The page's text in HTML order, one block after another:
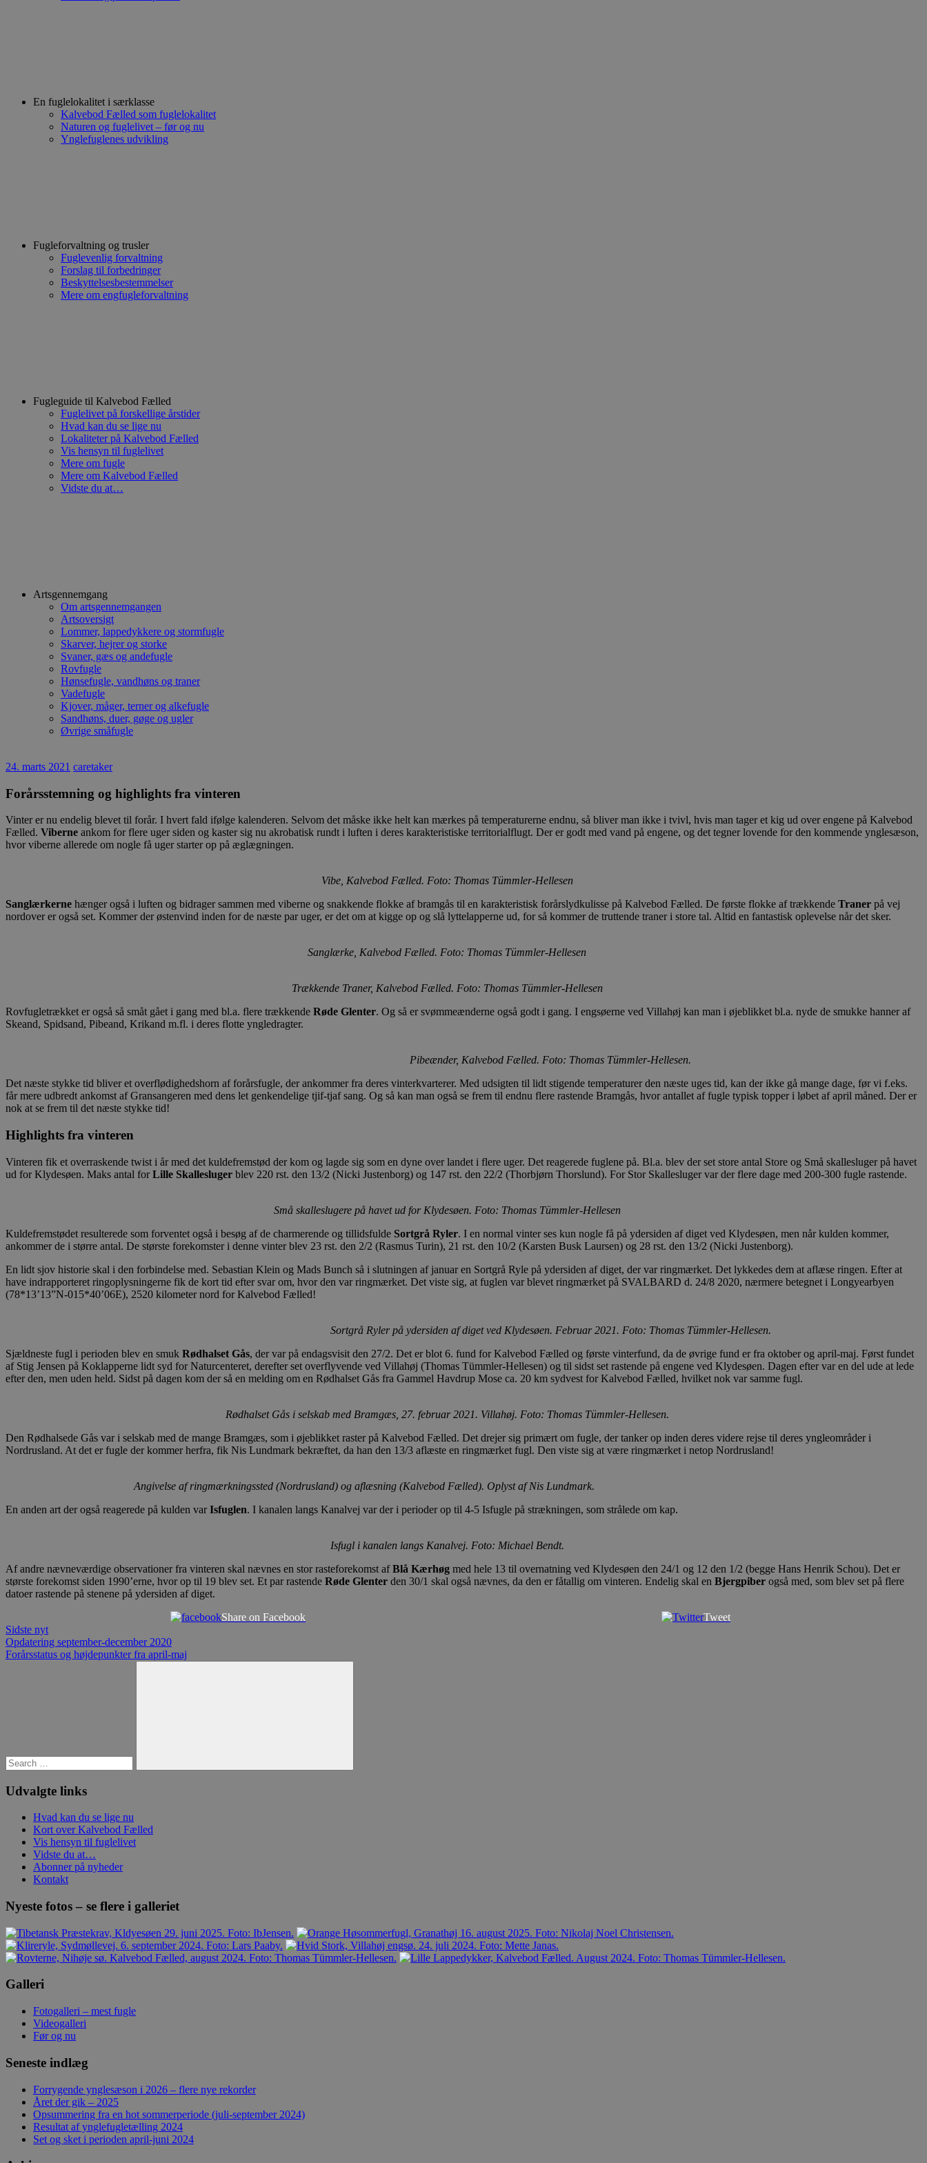
En fuglelokalitet i særklasse
Kalvebod Fælled som fuglelokalitet
Naturen og fuglelivet – før og nu
Ynglefuglenes udvikling
Fugleforvaltning og trusler
Fuglevenlig forvaltning
Forslag til forbedringer
Beskyttelsesbestemmelser
Mere om engfugleforvaltning
Fugleguide til Kalvebod Fælled
Fuglelivet på forskellige årstider
Hvad kan du se lige nu
Lokaliteter på Kalvebod Fælled
Vis hensyn til fuglelivet
Mere om fugle
Mere om Kalvebod Fælled
Vidste du at…
Artsgennemgang
Om artsgennemgangen
Artsoversigt
Lommer, lappedykkere og stormfugle
Skarver, hejrer og storke
Svaner, gæs og andefugle
Rovfugle
Hønsefugle, vandhøns og traner
Vadefugle
Kjover, måger, terner og alkefugle
Sandhøns, duer, gøge og ugler
Øvrige småfugle
24. marts 2021 caretaker
Forårsstemning og highlights fra vinteren
Vinter er nu endelig blevet til forår. I hvert fald ifølge kalenderen. Selvom det måske ikke helt kan mærkes på temperaturerne endnu, så bliver man ikke i tvivl, hvis man tager et kig ud over engene på Kalvebod
Fælled. Viberne ankom for flere uger siden og kaster sig nu akrobatisk rundt i luften i deres karakteristiske territorialflugt. Der er godt med vand på engene, og det tegner lovende for den kommende ynglesæson,
hvor viberne allerede om nogle få uger starter op på æglægningen.
Vibe, Kalvebod Fælled. Foto: Thomas Tümmler-Hellesen
Sanglærkerne hænger også i luften og bidrager sammen med viberne og snakkende flokke af bramgås til en karakteristisk forårslydkulisse på Kalvebod Fælled. De første flokke af trækkende Traner på vej
nordover er også set. Kommer der østenvind inden for de næste par uger, er det om at kigge op og slå lyttelapperne ud, for så kommer de truttende traner i store tal. Altid en fantastisk oplevelse når det sker.
Sanglærke, Kalvebod Fælled. Foto: Thomas Tümmler-Hellesen
Trækkende Traner, Kalvebod Fælled. Foto: Thomas Tümmler-Hellesen
Rovfugletrækket er også så småt gået i gang med bl.a. flere trækkende Røde Glenter. Og så er svømmeænderne også godt i gang. I engsøerne ved Villahøj kan man i øjeblikket bl.a. nyde de smukke hanner af
Skeand, Spidsand, Pibeand, Krikand m.fl. i deres flotte yngledragter.
Pibeænder, Kalvebod Fælled. Foto: Thomas Tümmler-Hellesen.
Det næste stykke tid bliver et overflødighedshorn af forårsfugle, der ankommer fra deres vinterkvarterer. Med udsigten til lidt stigende temperaturer den næste uges tid, kan der ikke gå mange dage, før vi f.eks.
får mere udbredt ankomst af Gransangeren med dens let genkendelige tjif-tjaf sang. Og så kan man også se frem til endnu flere rastende Bramgås, hvor antallet af fugle typisk topper i løbet af april måned. Der er
nok at se frem til det næste stykke tid!
Highlights fra vinteren
Vinteren fik et overraskende twist i år med det kuldefremstød der kom og lagde sig som en dyne over landet i flere uger. Det reagerede fuglene på. Bl.a. blev der set store antal Store og Små skallesluger på havet
ud for Klydesøen. Maks antal forLille Skallesluger blev 220 rst. den 13/2 (Nicki Justenborg) og 147 rst. den 22/2 (Thorbjørn Thorslund). For Stor Skallesluger var der flere dage med 200-300 fugle rastende.
Små skalleslugere på havet ud for Klydesøen. Foto: Thomas Tümmler-Hellesen
Kuldefremstødet resulterede som forventet også i besøg af de charmerende og tillidsfulde Sortgrå Ryler. I en normal vinter ses kun nogle få på ydersiden af diget ved Klydesøen, men når kulden kommer,
ankommer de i større antal. De største forekomster i denne vinter blev 23 rst. den 2/2 (Rasmus Turin), 21 rst. den 10/2 (Karsten Busk Laursen) og 28 rst. den 13/2 (Nicki Justenborg).
En lidt sjov historie skal i den forbindelse med. Sebastian Klein og Mads Bunch så i slutningen af januar en Sortgrå Ryle på ydersiden af diget, der var ringmærket. Det lykkedes dem at aflæse ringen. Efter at
have indrapporteret ringoplysningerne fik de kort tid efter svar om, hvor den var ringmærket. Det viste sig, at fuglen var blevet ringmærket på SVALBARD d. 24/8 2020, nærmere betegnet i Longyearbyen
(78*13’13”N-015*40’06E), 2520 kilometer nord for Kalvebod Fælled!
Sortgrå Ryler på ydersiden af diget ved Klydesøen. Februar 2021. Foto: Thomas Tümmler-Hellesen.
Sjældneste fugl i perioden blev en smuk Rødhalset Gås, der var på endagsvisit den 27/2. Det er blot 6. fund for Kalvebod Fælled og første vinterfund, da de øvrige fund er fra oktober og april-maj. Først fundet
af Stig Jensen på Koklapperne lidt syd for Naturcenteret, derefter set overflyvende ved Villahøj (Thomas Tümmler-Hellesen) og til sidst set rastende på engene ved Klydesøen. Dagen efter var en del ude at lede
efter den, men uden held. Sidst på dagen kom der så en melding om en Rødhalset Gås fra Gammel Havdrup Mose ca. 20 km sydvest for Kalvebod Fælled, hvilket nok var samme fugl.
Rødhalset Gås i selskab med Bramgæs, 27. februar 2021. Villahøj. Foto: Thomas Tümmler-Hellesen.
Den Rødhalsede Gås var i selskab med de mange Bramgæs, som i øjeblikket raster på Kalvebod Fælled. Det drejer sig primært om fugle, der tanker op inden deres videre rejse til deres yngleområder i
Nordrusland. At det er fugle der kommer herfra, fik Nis Lundmark bekræftet, da han den 13/3 aflæste en ringmærket fugl. Den viste sig at være ringmærket i netop Nordrusland!
Angivelse af ringmærkningssted (Nordrusland) og aflæsning (Kalvebod Fælled). Oplyst af Nis Lundmark.
En anden art der også reagerede på kulden varIsfuglen. I kanalen langs Kanalvej var der i perioder op til 4-5 Isfugle på strækningen, som strålede om kap.
Isfugl i kanalen langs Kanalvej. Foto: Michael Bendt.
Af andre nævneværdige observationer fra vinteren skal nævnes en stor rasteforekomst afBlå Kærhøg med hele 13 til overnatning ved Klydesøen den 24/1 og 12 den 1/2 (begge Hans Henrik Schou). Det er
største forekomst siden 1990’erne, hvor op til 19 blev set. Et par rastende Røde Glenter den 30/1 skal også nævnes, da den er fåtallig om vinteren. Endelig skal en Bjergpiber også med, som blev set på flere
datoer rastende på stenene på ydersiden af diget.
Share on Facebook
Tweet
Sidste nyt
Indlægsnavigation
Previous
Post:
Opdatering september-december 2020
Next
Forårsstatus og højdepunkter fra april-maj
Search
Udvalgte links
Hvad kan du se lige nu
Kort over Kalvebod Fælled
Vis hensyn til fuglelivet
Vidste du at…
Abonner på nyheder
Kontakt
Nyeste fotos – se flere i galleriet
Galleri
Fotogalleri – mest fugle
Videogalleri
Før og nu
Seneste indlæg
Forrygende ynglesæson i 2026 – flere nye rekorder
Året der gik – 2025
Opsummering fra en hot sommerperiode (juli-september 2024)
Resultat af ynglefugletælling 2024
Set og sket i perioden april-juni 2024